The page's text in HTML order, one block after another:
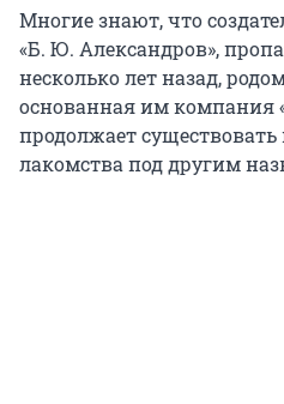
Многие знают, что
«Б. Ю. Александров»,
несколько лет назад,
основанная им компания
продолжает
лакомства под другим